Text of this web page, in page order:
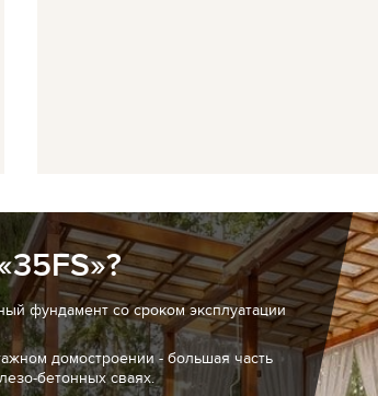
фундамент со сроком эксплуатации
домостроении - большая часть
бетонных сваях.